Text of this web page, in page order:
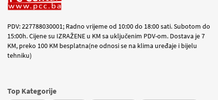
PDV: 227788030001; Radno vrijeme od 10:00 do 18:00 sati. Subotom do
15:00h. Cijene su IZRAŽENE u KM sa uključenim PDV-om. Dostava je 7
KM, preko 100 KM besplatna(ne odnosi se na klima uređaje i bijelu
tehniku)
Top Kategorije